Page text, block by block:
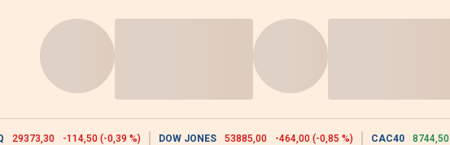
29373,30 -114,50 (-0,39 %) DOW JONES 53885,00 -464,00 (-0,85 %) CAC40 8744,50